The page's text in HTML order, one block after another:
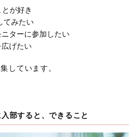
が好き
てみたい
ターに参加したい
げたい
しています。
部すると、できること